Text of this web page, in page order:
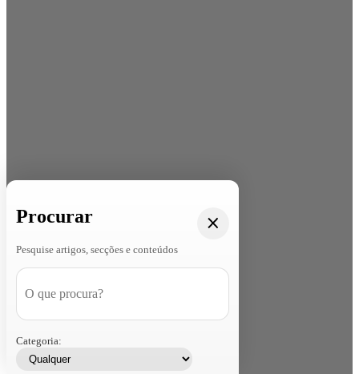
Procurar
Pesquise artigos, secções e conteúdos
Categoria: